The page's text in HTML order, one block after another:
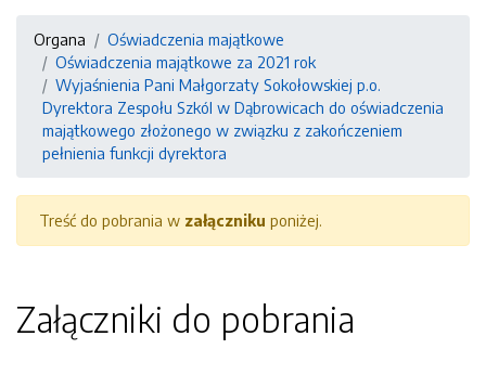
Organa
Oświadczenia majątkowe
Oświadczenia majątkowe za 2021 rok
Wyjaśnienia Pani Małgorzaty Sokołowskiej p.o.
Dyrektora Zespołu Szkól w Dąbrowicach do oświadczenia
majątkowego złożonego w związku z zakończeniem
pełnienia funkcji dyrektora
Treść do pobrania w załączniku poniżej.
Załączniki do pobrania